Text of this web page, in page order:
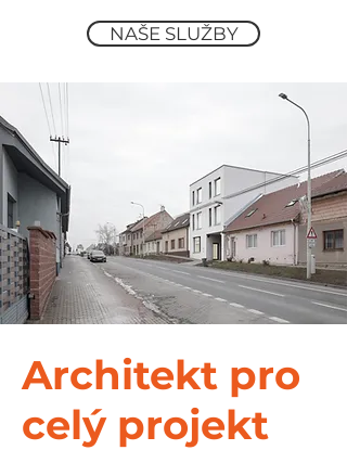
NAŠE SLUŽBY
Architekt pro
celý projekt